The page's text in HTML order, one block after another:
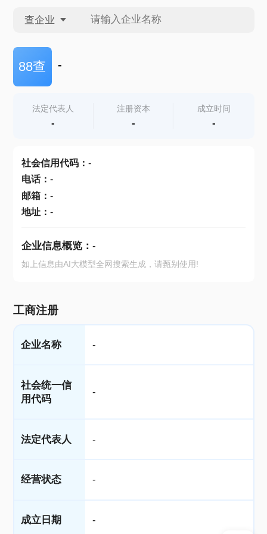
查企业
查企业
查产地
88查 -
法定代表人
-
注册资本
-
成立时间
-
社会信用代码： -
电话： -
邮箱： -
地址： -
企业信息概览： -
如上信息由AI大模型全网搜索生成，请甄别使用!
工商注册
企业名称 -
社会统一信
用代码
-
法定代表人 -
经营状态 -
成立日期 -